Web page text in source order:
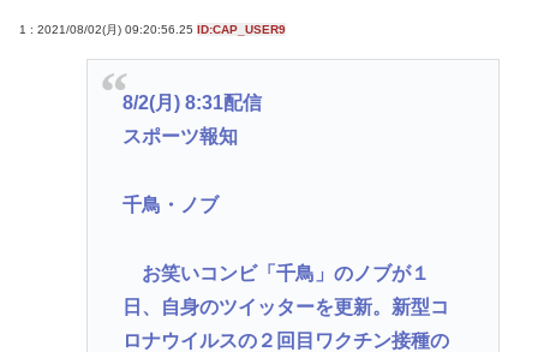
林家パー子、認知症が進行「一人で外出られない」
難聴で夫・ペーと「筆談」…自宅全焼から約1年
【悲報】休日BBQ上司さん「ワイくん！焼肉のタレ
【衝撃】ハンターハンターの新能力「ムテキン
【悲報】ハンターハンターの新能力「ムテキン
グ」、ガチで最強すぎる
【クレーマー】「研いでもらったら刃が1mm小さく
1 : 2021/08/02(月) 09:20:56.25 ID:CAP_USER9
8/2(月) 8:31配信
スポーツ報知
千鳥・ノブ
お笑いコンビ「千鳥」のノブが１
日、自身のツイッターを更新。新型コ
ロナウイルスの２回目ワクチン接種の